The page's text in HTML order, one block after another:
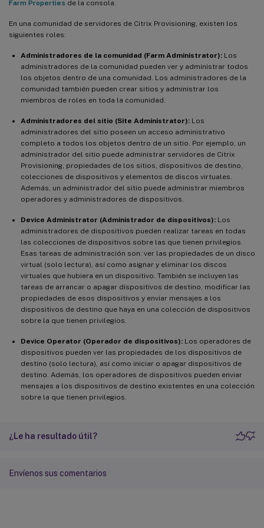
Farm Properties de la consola.
En una comunidad de servidores de Citrix Provisioning, existen los
siguientes roles:
Administradores de la comunidad (Farm Administrator): Los
administradores de la comunidad pueden ver y administrar todos
los objetos dentro de una comunidad. Los administradores de la
comunidad también pueden crear sitios y administrar los
miembros de roles en toda la comunidad.
Administradores del sitio (Site Administrator): Los
administradores del sitio poseen un acceso administrativo
completo a todos los objetos dentro de un sitio. Por ejemplo, un
administrador del sitio puede administrar servidores de Citrix
Provisioning, propiedades de los sitios, dispositivos de destino,
colecciones de dispositivos y elementos de discos virtuales.
Además, un administrador del sitio puede administrar miembros
operadores y administradores de dispositivos.
Device Administrator (Administrador de dispositivos): Los
administradores de dispositivos pueden realizar tareas en todas
las colecciones de dispositivos sobre las que tienen privilegios.
Esas tareas de administración son: ver las propiedades de un disco
virtual (solo lectura), así como asignar y eliminar los discos
virtuales que hubiera en un dispositivo. También se incluyen las
tareas de arrancar o apagar dispositivos de destino, modificar las
propiedades de esos dispositivos y enviar mensajes a los
dispositivos de destino que haya en una colección de dispositivos
sobre la que tienen privilegios.
Device Operator (Operador de dispositivos): Los operadores de
dispositivos pueden ver las propiedades de los dispositivos de
destino (solo lectura), así como iniciar o apagar dispositivos de
destino. Además, los operadores de dispositivos pueden enviar
mensajes a los dispositivos de destino existentes en una colección
sobre la que tienen privilegios.
¿Le ha resultado útil?
Envíenos sus comentarios